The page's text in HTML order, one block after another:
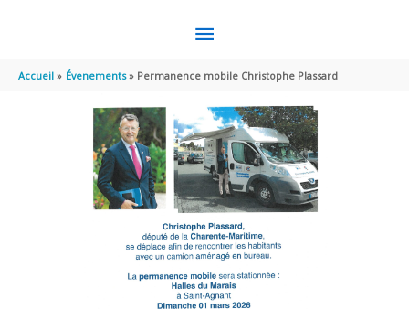
MENU
PRINCIPAL
Accueil Évenements Permanence mobile Christophe Plassard